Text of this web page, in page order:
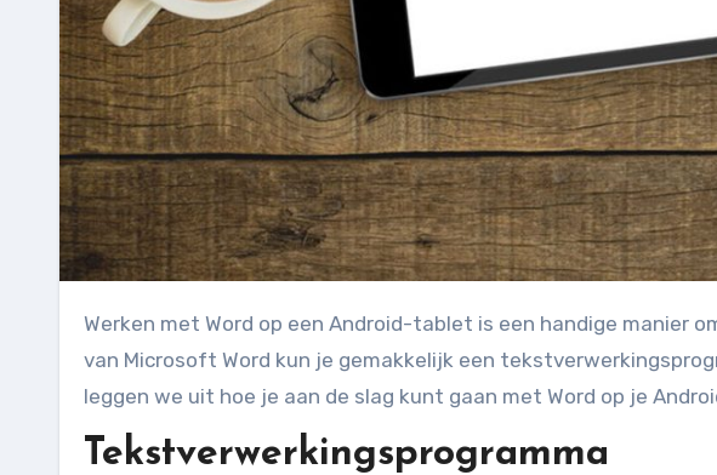
Werken met Word op een Android-tablet is een handige manier om onderweg artikelen te schrijven. Met de app
van Microsoft Word kun je gemakkelijk een
leggen we uit hoe je aan de slag kunt gaan met Word op je
Tekstverwerkingsprogramma